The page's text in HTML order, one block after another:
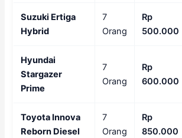
Suzuki Ertiga
Hybrid
7
Orang
Rp
500.000
Hyundai
Stargazer
Prime
7
Orang
Rp
600.000
Toyota Innova
Reborn Diesel
7
Orang
Rp
850.000